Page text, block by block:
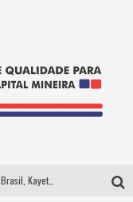
As Hilárias: Suzy Brasil, Kayete e Karoline Absinto retornam a Belo Horizonte para apresentação única no Teatro Sesiminas